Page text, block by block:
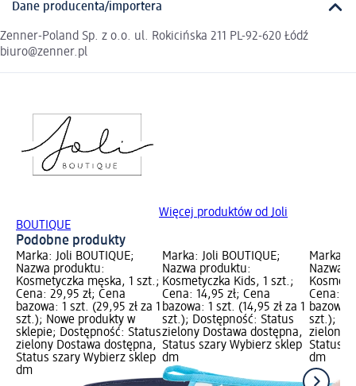
Dane producenta/importera
Zenner-Poland Sp. z o.o. ul. Rokicińska 211 PL-92-620 Łódź
biuro@zenner.pl
Więcej produktów od Joli
BOUTIQUE
Podobne produkty
Marka: Joli BOUTIQUE;
Nazwa produktu:
Kosmetyczka męska, 1 szt.;
Cena: 29,95 zł; Cena
bazowa: 1 szt. (29,95 zł za 1
szt.); Nowe produkty w
sklepie; Dostępność: Status
zielony Dostawa dostępna,
Status szary Wybierz sklep
dm
Marka: Joli BOUTIQUE;
Nazwa produktu:
Kosmetyczka Kids, 1 szt.;
Cena: 14,95 zł; Cena
bazowa: 1 szt. (14,95 zł za 1
szt.); Dostępność: Status
zielony Dostawa dostępna,
Status szary Wybierz sklep
dm
Marka:
Nazwa
Cena:
bazowa:
szt.);
zielony
Status
dm